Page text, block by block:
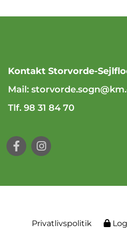
Kontakt Storvorde-
Mail:
Tlf. 98 31 84 70
Privatlivspolitik